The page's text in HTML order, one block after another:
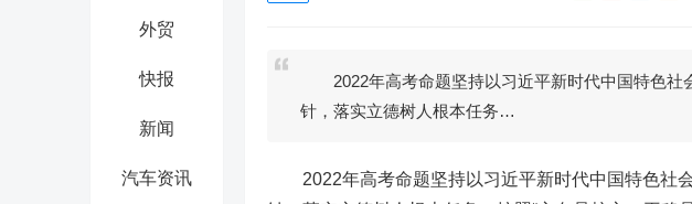
外贸
快报
新闻
汽车资讯
2022年高考命题坚持以习近平新时代中国特色社
针，落实立德树人根本任务…
2022年高考命题坚持以习近平新时代中国特色社